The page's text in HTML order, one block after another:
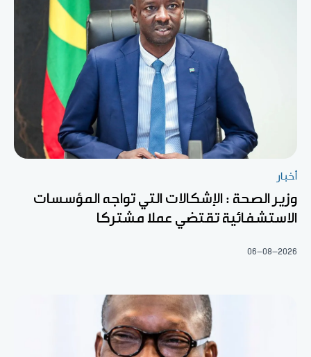
أخبار
وزير الصحة : الإشكالات التي تواجه المؤسسات
الاستشفائية تقتضي عملا مشتركا
06-08-2026